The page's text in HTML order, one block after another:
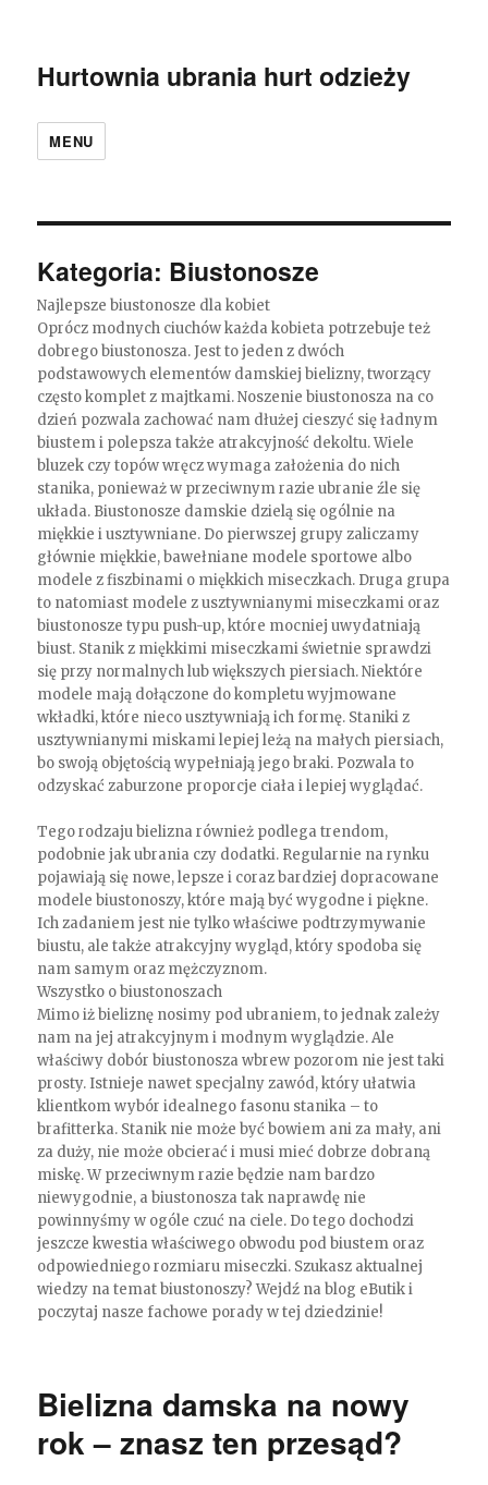
Hurtownia ubrania hurt odzieży
MENU
Kategoria: Biustonosze
Najlepsze biustonosze dla kobiet
Oprócz modnych ciuchów każda kobieta potrzebuje też
dobrego biustonosza. Jest to jeden z dwóch
podstawowych elementów damskiej bielizny, tworzący
często komplet z majtkami. Noszenie biustonosza na co
dzień pozwala zachować nam dłużej cieszyć się ładnym
biustem i polepsza także atrakcyjność dekoltu. Wiele
bluzek czy topów wręcz wymaga założenia do nich
stanika, ponieważ w przeciwnym razie ubranie źle się
układa. Biustonosze damskie dzielą się ogólnie na
miękkie i usztywniane. Do pierwszej grupy zaliczamy
głównie miękkie, bawełniane modele sportowe albo
modele z fiszbinami o miękkich miseczkach. Druga grupa
to natomiast modele z usztywnianymi miseczkami oraz
biustonosze typu push-up, które mocniej uwydatniają
biust. Stanik z miękkimi miseczkami świetnie sprawdzi
się przy normalnych lub większych piersiach. Niektóre
modele mają dołączone do kompletu wyjmowane
wkładki, które nieco usztywniają ich formę. Staniki z
usztywnianymi miskami lepiej leżą na małych piersiach,
bo swoją objętością wypełniają jego braki. Pozwala to
odzyskać zaburzone proporcje ciała i lepiej wyglądać.
Tego rodzaju bielizna również podlega trendom,
podobnie jak ubrania czy dodatki. Regularnie na rynku
pojawiają się nowe, lepsze i coraz bardziej dopracowane
modele biustonoszy, które mają być wygodne i piękne.
Ich zadaniem jest nie tylko właściwe podtrzymywanie
biustu, ale także atrakcyjny wygląd, który spodoba się
nam samym oraz mężczyznom.
Wszystko o biustonoszach
Mimo iż bieliznę nosimy pod ubraniem, to jednak zależy
nam na jej atrakcyjnym i modnym wyglądzie. Ale
właściwy dobór biustonosza wbrew pozorom nie jest taki
prosty. Istnieje nawet specjalny zawód, który ułatwia
klientkom wybór idealnego fasonu stanika – to
brafitterka. Stanik nie może być bowiem ani za mały, ani
za duży, nie może obcierać i musi mieć dobrze dobraną
miskę. W przeciwnym razie będzie nam bardzo
niewygodnie, a biustonosza tak naprawdę nie
powinnyśmy w ogóle czuć na ciele. Do tego dochodzi
jeszcze kwestia właściwego obwodu pod biustem oraz
odpowiedniego rozmiaru miseczki. Szukasz aktualnej
wiedzy na temat biustonoszy? Wejdź na blog eButik i
poczytaj nasze fachowe porady w tej dziedzinie!
Bielizna damska na nowy
rok – znasz ten przesąd?